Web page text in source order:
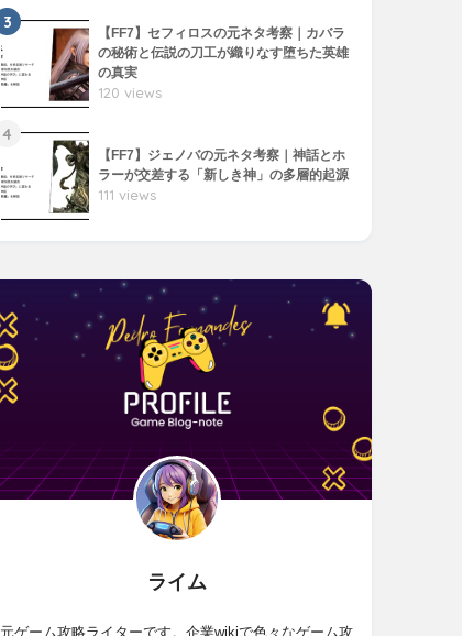
3
【FF7】セフィロスの元ネタ考察｜カバラ
の秘術と伝説の刀工が織りなす堕ちた英雄
の真実
120 views
4
【FF7】ジェノバの元ネタ考察｜神話とホ
ラーが交差する「新しき神」の多層的起源
111 views
ライム
元ゲーム攻略ライターです。企業wikiで色々なゲーム攻